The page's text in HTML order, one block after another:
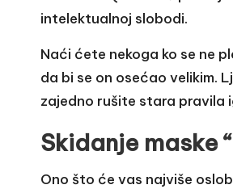
intelektualnoj slobodi.
Naći ćete nekoga ko se ne
da bi se on osećao velikim.
zajedno rušite stara pravila
Skidanje maske
Ono što će vas najviše